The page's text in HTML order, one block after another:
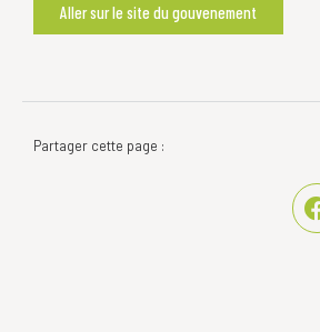
Aller sur le site du gouvenement
Partager cette page :